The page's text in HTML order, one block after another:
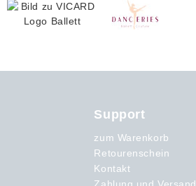
Support
zum Warenkorb
Retourenschein
Kontakt